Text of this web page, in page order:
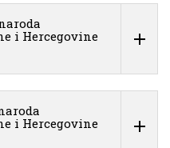
i Hercegovine
i Hercegovine